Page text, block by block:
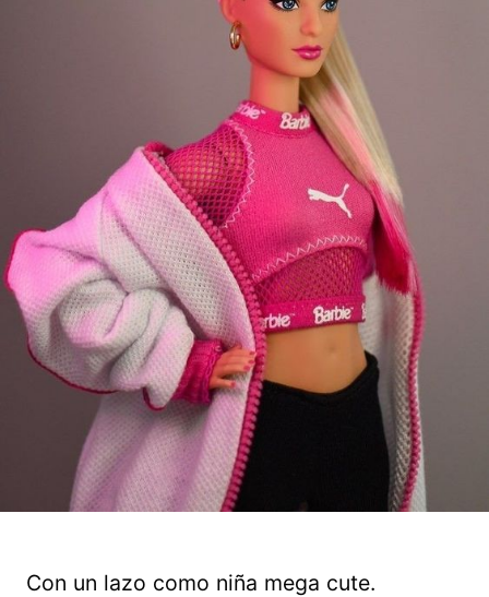
Con un lazo como niña mega cute.